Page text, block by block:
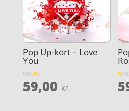
Pop Up-kort – Love
You
Vurderet
5
59,00 kr.
4.7